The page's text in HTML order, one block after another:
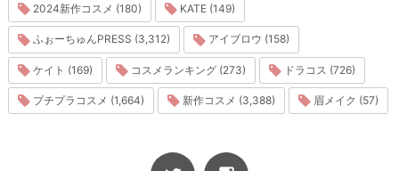
2024新作コスメ (180) KATE (149)
ふぉーちゅんPRESS (3,312) アイブロウ (158)
ケイト (169) コスメランキング (273) ドラコス (726)
プチプラコスメ (1,664) 新作コスメ (3,388) 眉メイク (57)